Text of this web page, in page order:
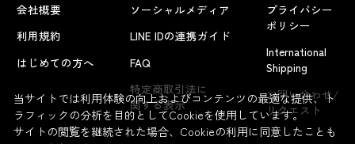
よくあるお問い合わせ
会社概要
利用規約
はじめての方へ
ソーシャルメディア
LINE IDの連携ガイド
FAQ
特定商取引法に
関する表示
プライバシー
ポリシー
International
Shipping
お問い合わせ/
リクエスト
当サイトでは利用体験の向上およびコンテンツの最適な提供、ト
ラフィックの分析を目的としてCookieを使用しています。
サイトの閲覧を継続された場合、Cookieの利用に同意したことも